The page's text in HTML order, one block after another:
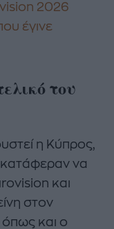
2026
έγινε
του
η Κύπρος,
να
και
στον
και ο